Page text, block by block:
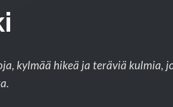
kylmää hikeä ja teräviä kulmia,